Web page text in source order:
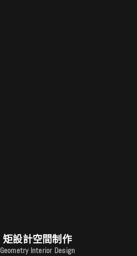
矩設計空間制作
Geometry Interior Design